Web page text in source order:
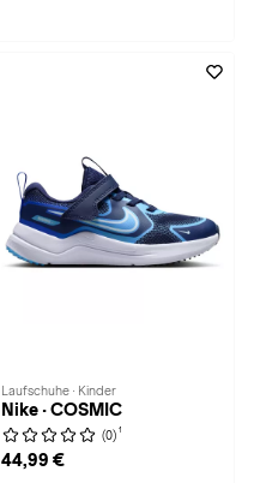
Laufschuhe · Kinder
Nike · COSMIC
(0) 1
44,99 €